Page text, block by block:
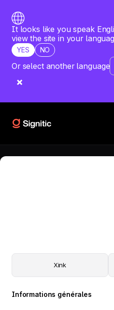
It looks like you speak
view the site in your
YES NO
Or select another language
analyse détaillée
Xink
Informations générales